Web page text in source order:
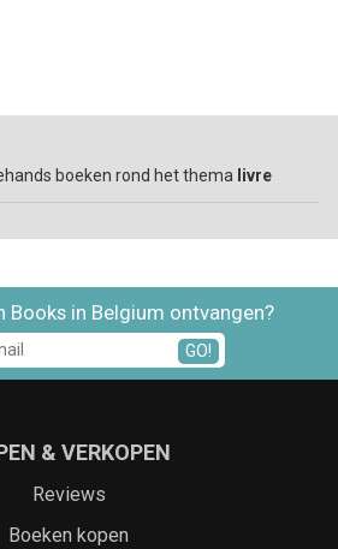
boeken rond het thema livre
Books in Belgium ontvangen?
GO!
& VERKOPEN
Reviews
Boeken kopen